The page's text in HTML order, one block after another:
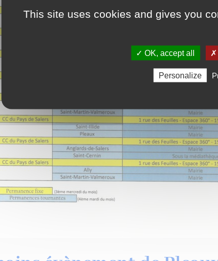
This site uses cookies and gives you
✓ OK, accept all ✗
Personalize